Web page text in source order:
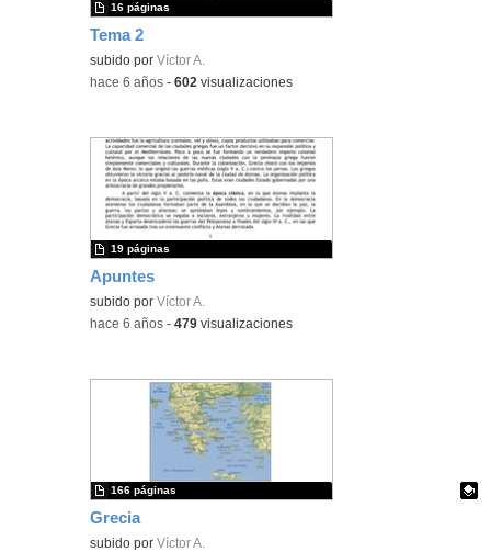
Tema 2
subido porVíctor A.
16 páginas
-hace 6 años -602 visualizaciones
Apuntes
subido porVíctor A.
19 páginas
-hace 6 años -479 visualizaciones
Grecia
Contenido educativo.
subido porVíctor A.
166 páginas